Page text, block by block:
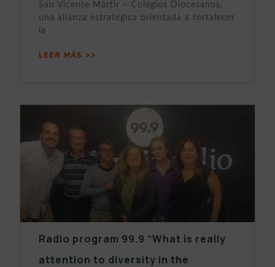
San Vicente Mártir – Colegios Diocesanos,
una alianza estratégica orientada a fortalecer
la
LEER MÁS >>
Radio program 99.9 “What is really
attention to diversity in the